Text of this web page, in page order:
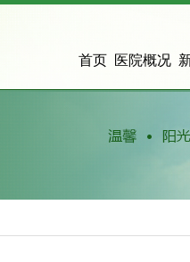
首页 医院概况